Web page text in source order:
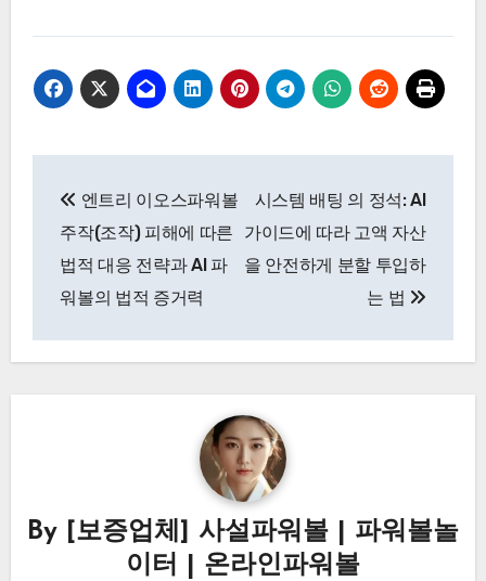
탐
색
엔트리 이오스파워볼
주작(조작) 피해에 따른
법적 대응 전략과 AI 파
워볼의 법적 증거력
시스템 배팅 의 정석: AI
가이드에 따라 고액 자산
을 안전하게 분할 투입하
는 법
By
[보증업체] 사설파워볼 | 파워볼놀
이터 | 온라인파워볼